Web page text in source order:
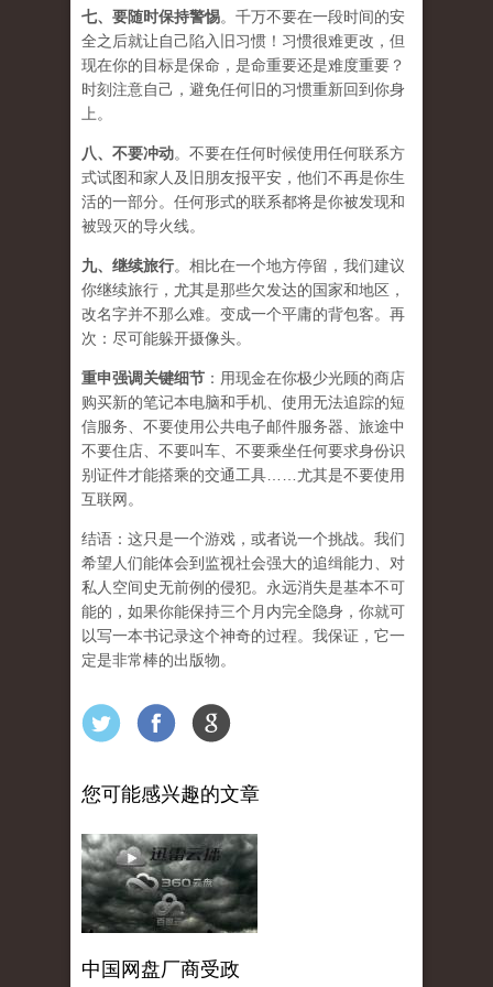
七、要随时保持警惕。千万不要在一段时间的安
全之后就让自己陷入旧习惯！习惯很难更改，但
现在你的目标是保命，是命重要还是难度重要？
时刻注意自己，避免任何旧的习惯重新回到你身
上。
八、 不要冲动。不要在任何时候使用任何联系方
式试图和家人及旧朋友报平安，他们不再是你生
活的一部分。任何形式的联系都将是你被发现和
被毁灭的导火线。
九、 继续旅行。相比在一个地方停留，我们建议
你继续旅行，尤其是那些欠发达的国家和地区，
改名字并不那么难。变成一个平庸的背包客。再
次：尽可能躲开摄像头。
重申强调关键细节 ：用现金在你极少光顾的商店
购买新的笔记本电脑和手机、使用无法追踪的短
信服务、不要使用公共电子邮件服务器、旅途中
不要住店、不要叫车、不要乘坐任何要求身份识
别证件才能搭乘的交通工具……尤其是不要使用
互联网。
结语：这只是一个游戏，或者说一个挑战。我们
希望人们能体会到监视社会强大的追缉能力、对
私人空间史无前例的侵犯。永远消失是基本不可
能的，如果你能保持三个月内完全隐身，你就可
以写一本书记录这个神奇的过程。我保证，它一
定是非常棒的出版物。
您可能感兴趣的文章
中国网盘厂商受政